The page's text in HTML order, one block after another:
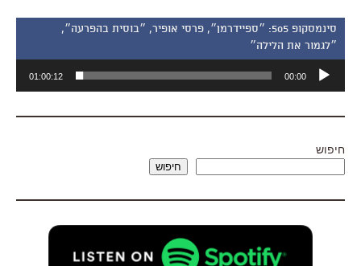
סינמסקופ 505: ״ספיידרמן״, פרסי אופיר, ״בוסית בהפרעה״,
״לגמור את הלילה״
אודיו
00:00
01:00:12
חיפוש
חיפוש